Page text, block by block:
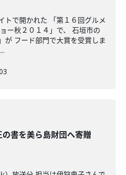
トで開かれた 「第１６回グルメ
ー秋２０１４」で、 石垣市の
が フード部門で大賞を受賞しま
の書を美ら島財団へ寄贈